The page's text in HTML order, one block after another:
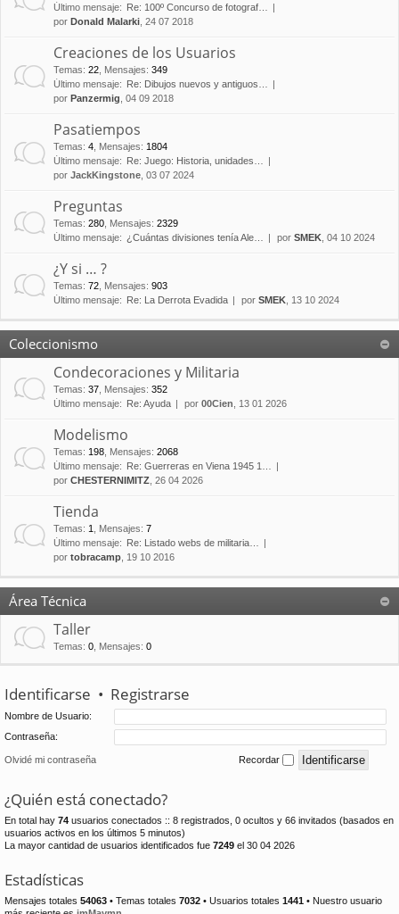
Último mensaje:
Re: 100º Concurso de fotograf…
por Donald Malarki , 24 07 2018
Creaciones de los Usuarios
Temas: 22 Mensajes: 349
Último mensaje:
Re: Dibujos nuevos y antiguos…
por Panzermig , 04 09 2018
Pasatiempos
Temas: 4 Mensajes: 1804
Último mensaje:
Re: Juego: Historia, unidades…
por JackKingstone , 03 07 2024
Preguntas
Temas: 280 Mensajes: 2329
Último mensaje: ¿Cuántas divisiones tenía Ale… por SMEK , 04 10 2024
¿Y si … ?
Temas: 72 Mensajes: 903
Último mensaje:
Re: La Derrota Evadida por SMEK , 13 10 2024
Coleccionismo
Condecoraciones y Militaria
Temas: 37 Mensajes: 352
Último mensaje:
Re: Ayuda por 00Cien , 13 01 2026
Modelismo
Temas: 198 Mensajes: 2068
Último mensaje:
Re: Guerreras en Viena 1945 1…
por CHESTERNIMITZ , 26 04 2026
Tienda
Temas: 1 Mensajes: 7
Último mensaje:
Re: Listado webs de militaria…
por tobracamp , 19 10 2016
Área Técnica
Taller
Temas: 0 Mensajes: 0
Identificarse • Registrarse
Nombre de Usuario:
Contraseña:
Olvidé mi contraseña Recordar
¿Quién está conectado?
En total hay 74 usuarios conectados :: 8 registrados, 0 ocultos y 66 invitados (basados en
usuarios activos en los últimos 5 minutos)
La mayor cantidad de usuarios identificados fue 7249 el 30 04 2026
Estadísticas
Mensajes totales 54063 • Temas totales 7032 • Usuarios totales 1441 • Nuestro usuario